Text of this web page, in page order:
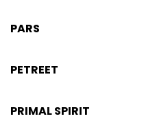
PARS
PETREET
PRIMAL SPIRIT